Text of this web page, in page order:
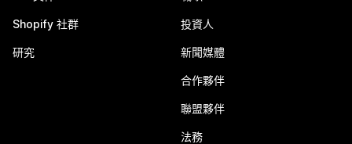
Shopify 社群
研究
投資人
新聞媒體
合作夥伴
聯盟夥伴
法務